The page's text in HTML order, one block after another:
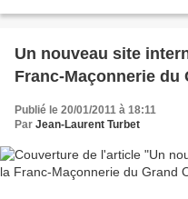
Un nouveau site
Franc-Maçonnerie du
Publié le 20/01/2011 à 18:11
Par Jean-Laurent Turbet